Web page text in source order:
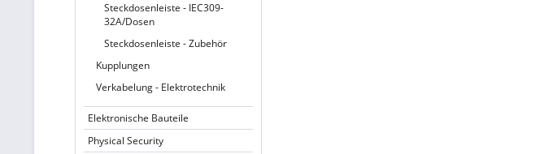
Steckdosenleiste - IEC309-
32A/Dosen
Steckdosenleiste - Zubehör
Kupplungen
Verkabelung - Elektrotechnik
Elektronische Bauteile
Physical Security